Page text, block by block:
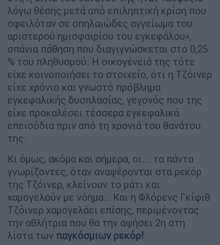
λόγω θέσης μετά από επιληπτική κρίση που
οφειλόταν σε σπηλαιώδες αγγείωμα του
αριστερού ημισφαιρίου του εγκεφάλου»,
σπάνια πάθηση που διαγιγνώσκεται στο 0,25
% του πληθυσμού. Η οικογένειά της τότε
είχε κοινοποιήσει το στοιχείο, ότι η Τζόινερ
είχε χρόνιο και γνωστό πρόβλημα
εγκεφαλικής δυσπλασίας, γεγονός που της
είχε προκαλέσει τέσσερα εγκεφαλικά
επεισόδια πριν από τη χρονιά του θανάτου
της.
Κι όμως, ακόμα και σήμερα, οι... τα πάντα
γνωρίζοντες, όταν αναφέρονται στα ρεκόρ
της Τζόινερ, κλείνουν το μάτι και
χαμογελούν με νόημα… Και η Φλόρενς Γκίφιθ
Τζόινερ χαμογελάει επίσης, περιμένοντας
την αθλήτρια που θα την αφήσει 2η στη
λίστα των παγκόσμιων ρεκόρ!